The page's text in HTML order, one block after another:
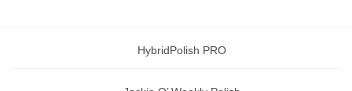
HybridPolish PRO